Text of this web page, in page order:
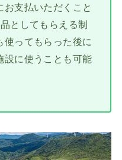
お支払いただくこと
としてもらえる制
使ってもらった後に
設に使うことも可能